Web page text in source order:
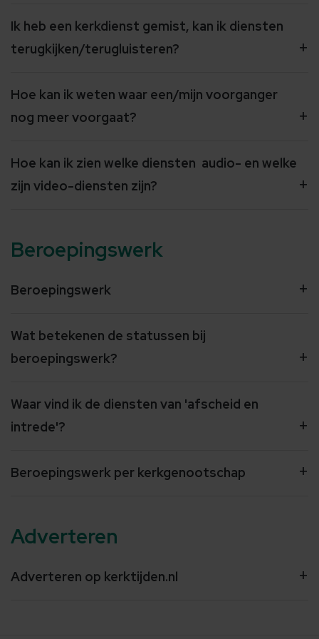
Ik heb een kerkdienst gemist, kan ik diensten
terugkijken/terugluisteren?
Hoe kan ik weten waar een/mijn voorganger
nog meer voorgaat?
Hoe kan ik zien welke diensten audio- en welke
zijn video-diensten zijn?
Beroepingswerk
Beroepingswerk
Wat betekenen de statussen bij
beroepingswerk?
Waar vind ik de diensten van 'afscheid en
intrede'?
Beroepingswerk per kerkgenootschap
Adverteren
Adverteren op kerktijden.nl